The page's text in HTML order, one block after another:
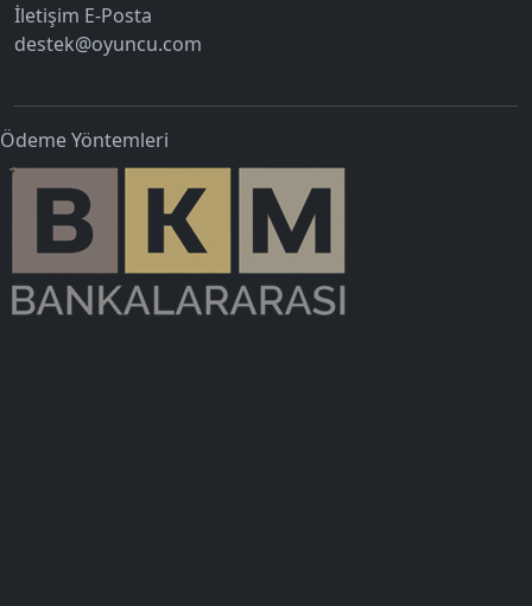
İletişim E-Posta
destek@oyuncu.com
Ödeme Yöntemleri